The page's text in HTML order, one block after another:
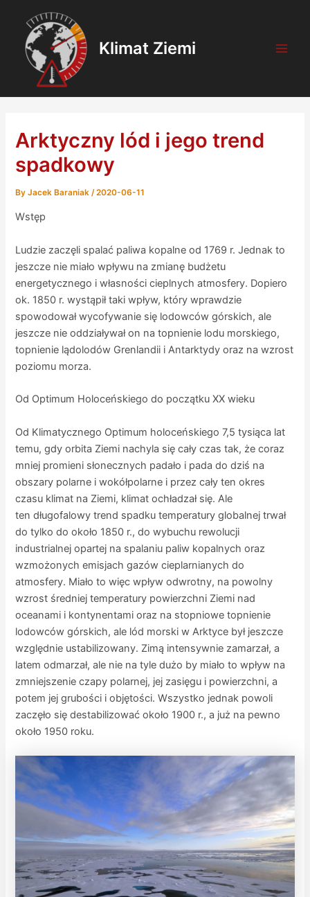
content
Klimat Ziemi
Arktyczny lód i jego trend
spadkowy
ByJacek Baraniak/2020-06-11
Wstęp
Ludzie zaczęli spalać paliwa kopalne od 1769 r. Jednak to
jeszcze nie miało wpływu na zmianę budżetu
energetycznego i własności cieplnych atmosfery. Dopiero
ok. 1850 r. wystąpił taki wpływ, który wprawdzie
spowodował wycofywanie się lodowców górskich, ale
jeszcze nie oddziaływał on na topnienie lodu morskiego,
topnienie lądolodów Grenlandii i Antarktydy oraz na wzrost
poziomu morza.
Od Optimum Holoceńskiego do początku XX wieku
Od Klimatycznego Optimum holoceńskiego 7,5 tysiąca lat
temu, gdy orbita Ziemi nachyla się cały czas tak, że coraz
mniej promieni słonecznych padało i pada do dziś na
obszary polarne i wokółpolarne i przez cały ten okres
czasu klimat na Ziemi, klimat ochładzał się. Ale
ten długofalowy trend spadku temperatury globalnej trwał
do tylko do około 1850 r., do wybuchu rewolucji
industrialnej opartej na spalaniu paliw kopalnych oraz
wzmożonych emisjach gazów cieplarnianych do
atmosfery. Miało to więc wpływ odwrotny, na powolny
wzrost średniej temperatury powierzchni Ziemi nad
oceanami i kontynentami oraz na stopniowe topnienie
lodowców górskich, ale lód morski w Arktyce był jeszcze
względnie ustabilizowany. Zimą intensywnie zamarzał, a
latem odmarzał, ale nie na tyle dużo by miało to wpływ na
zmniejszenie czapy polarnej, jej zasięgu i powierzchni, a
potem jej grubości i objętości. Wszystko jednak powoli
zaczęło się destabilizować około 1900 r., a już na pewno
około 1950 roku.
navigation